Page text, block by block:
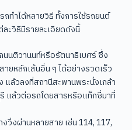
ถทำได้หลายวิธี ทั้งการใช้รถยนต์
ะวิธีมีรายละเอียดดังนี้
นนติวานนท์หรือรัตนาธิเบศร์ ซึ่ง
ยหลักเส้นอื่น ๆ ได้อย่างรวดเร็ว
แล้วลงที่สถานีสะพานพระนั่งเกล้า
แล้วต่อรถโดยสารหรือแท็กซี่มาที่
วิ่งผ่านหลายสาย เช่น 114, 117,